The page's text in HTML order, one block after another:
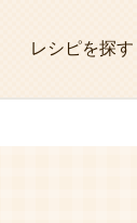
レシピを探す